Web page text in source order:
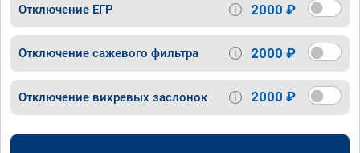
Отключение ЕГР 2000 ₽
Отключение сажевого фильтра 2000 ₽
Отключение вихревых заслонок 2000 ₽